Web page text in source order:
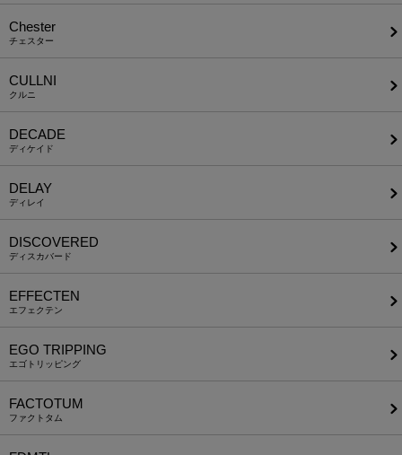
Chester
チェスター
CULLNI
クルニ
DECADE
ディケイド
DELAY
ディレイ
DISCOVERED
ディスカバード
EFFECTEN
エフェクテン
EGO TRIPPING
エゴトリッピング
FACTOTUM
ファクトタム